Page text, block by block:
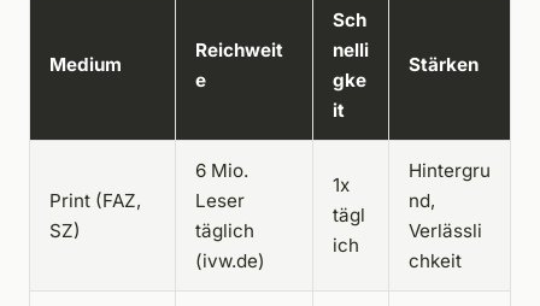
Medium
Reichweit
e
Sch
nelli
gke
it
Stärken
Print (FAZ,
SZ)
6 Mio.
Leser
täglich
(ivw.de)
1x
tägl
ich
Hintergru
nd,
Verlässli
chkeit